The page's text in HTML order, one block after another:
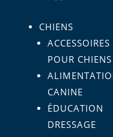
CHIENS
ACCESSOIRES
POUR CHIENS
CANINE
DRESSAGE